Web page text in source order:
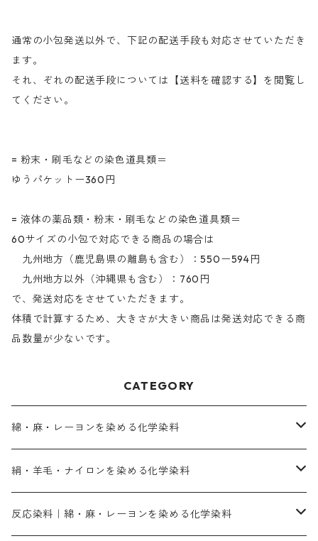
通常の小包発送以外で、下記の配送手段も対応させていただき
ます。
それ、ぞれの配送手段については【送料を確認する】を閲覧し
てください。
= 粉末・刷毛などの染色道具類＝
ゆうパケットー360円
= 液体の薬品類・粉末・刷毛などの染色道具類＝
60サイズの小包で対応できる商品の場合は
九州地方（鹿児島県の離島も含む）：550ー594円
九州地方以外（沖縄県も含む）：760円
で、発送対応をさせていただきます。
体積で計算するため、大きさが大きい商品は発送対応できる商
品数量が少ないです。
CATEGORY
綿・麻・レーヨンを染める化学染料
直接染料－染色手順が簡単
人気のおすすめ直接染料
絹・羊毛・ナイロンを染める化学染料
お買い得品
反応染料｜綿・麻・レーヨンを染める化学染料